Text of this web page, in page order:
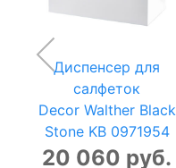
Диспенсер для
салфеток
Decor Walther Black
Stone KB 0971954
20 060 руб.